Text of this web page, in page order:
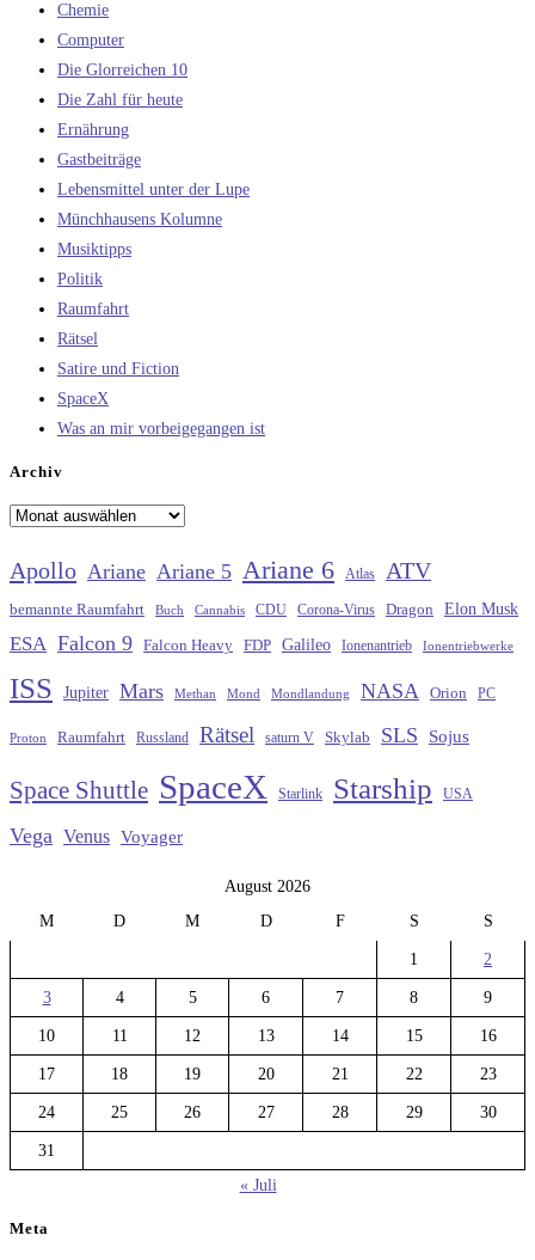
Chemie
Computer
Die Glorreichen 10
Die Zahl für heute
Ernährung
Gastbeiträge
Lebensmittel unter der Lupe
Münchhausens Kolumne
Musiktipps
Politik
Raumfahrt
Rätsel
Satire und Fiction
SpaceX
Was an mir vorbeigegangen ist
Archiv
Archiv
Apollo Ariane Ariane 5 Ariane 6 Atlas ATV
bemannte Raumfahrt Buch Cannabis CDU Corona-Virus Dragon Elon Musk
ESA Falcon 9 Falcon Heavy FDP Galileo Ionenantrieb Ionentriebwerke
ISS Jupiter Mars Methan Mond Mondlandung NASA Orion PC
Proton Raumfahrt Russland Rätsel saturn V Skylab SLS Sojus
Space Shuttle SpaceX Starlink Starship USA
Vega Venus Voyager
August 2026
M
D M D F S S
1 2
3 4 5 6 7 8 9
10 11 12 13 14 15 16
17 18 19 20 21 22 23
24 25 26 27 28 29 30
31
« Juli
Meta